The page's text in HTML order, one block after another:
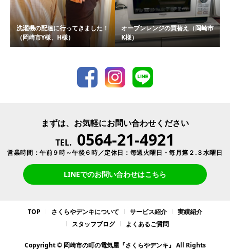
洗濯機の配達に行ってきました！
（岡崎市Y様、H様）
オーブンレンジの買替え（岡崎市
K様）
まずは、お気軽にお問い合わせください
TEL. 0564-21-4921
営業時間：午前９時～午後６時／定休日：毎週火曜日・毎月第２.３水曜日
LINEでのお問い合わせはこちら
TOP さくらやデンキについて サービス紹介
実績紹介
スタッフブログ
よくあるご質問
Copyright © 岡崎市の町の電気屋『さくらやデンキ』 All Rights